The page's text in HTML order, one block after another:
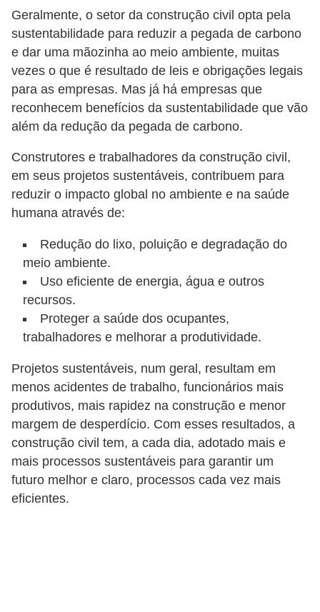
Geralmente, o setor da construção civil opta pela
sustentabilidade para reduzir a pegada de carbono
e dar uma mãozinha ao meio ambiente, muitas
vezes o que é resultado de leis e obrigações legais
para as empresas. Mas já há empresas que
reconhecem benefícios da sustentabilidade que vão
além da redução da pegada de carbono.
Construtores e trabalhadores da construção civil,
em seus projetos sustentáveis, contribuem para
reduzir o impacto global no ambiente e na saúde
humana através de:
Redução do lixo, poluição e degradação do
meio ambiente.
Uso eficiente de energia, água e outros
recursos.
Proteger a saúde dos ocupantes,
trabalhadores e melhorar a produtividade.
Projetos sustentáveis, num geral, resultam em
menos acidentes de trabalho, funcionários mais
produtivos, mais rapidez na construção e menor
margem de desperdício. Com esses resultados, a
construção civil tem, a cada dia, adotado mais e
mais processos sustentáveis para garantir um
futuro melhor e claro, processos cada vez mais
eficientes.